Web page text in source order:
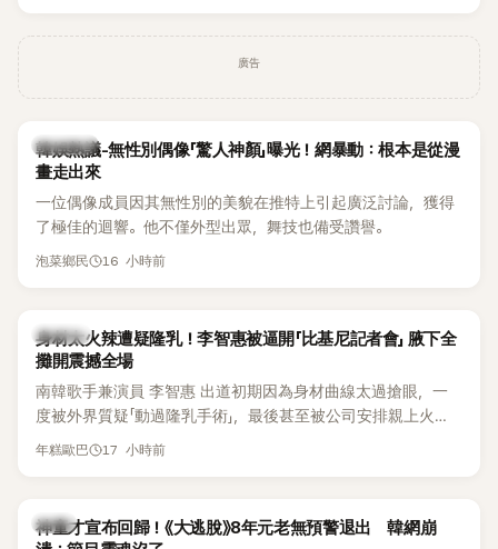
廣告
熱議討論
韓娛熱議-無性別偶像「驚人神顏」曝光！網暴動：根本是從漫
畫走出來
一位偶像成員因其無性別的美貌在推特上引起廣泛討論，獲得
了極佳的迴響。他不僅外型出眾，舞技也備受讚譽。
泡菜鄉民 16 小時前
K-POP
身材太火辣遭疑隆乳！李智惠被逼開「比基尼記者會」 腋下全
攤開震撼全場
南韓歌手兼演員 李智惠 出道初期因為身材曲線太過搶眼，一
度被外界質疑「動過隆乳手術」，最後甚至被公司安排親上火
線，召開前所未見的「泳裝記者會」澄清。這場記者會後來還被
熱議。 2日播出的 SBS 綜藝節目《我的經紀人太難搞－秘書
鎮》，邀請同時兼顧工作與育兒的演藝圈代表「媽媽群」——李智
年糕歐巴 17 小時前
韓星
神童才宣布回歸！《大逃脫》8年元老無預警退出 韓網崩